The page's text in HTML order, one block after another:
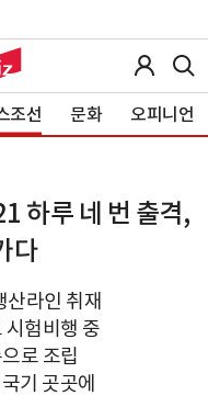
조선 문화 오피니언
하루 네 번 출격,
다
라인 취재
험비행 중
로 조립
기 곳곳에